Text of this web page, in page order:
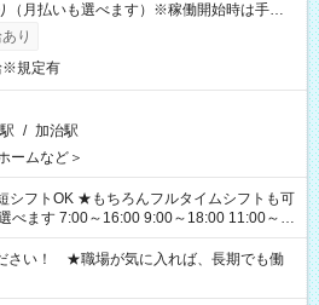
（月払いも選べます）※稼働開始時は手続き
となります。
り
※規定有
/ 加治駅
ームなど＞
フルタイムシフトも可
べます 7:00～16:00 9:00～18:00 11:00～
と合わせ
ご案内できません ※法令に基づき、週20時
険への加入対象となります ※労働者派遣法
禁止）により、短時間・短期間の就業はご
さい！ ★職場が気に入れば、長期でも働